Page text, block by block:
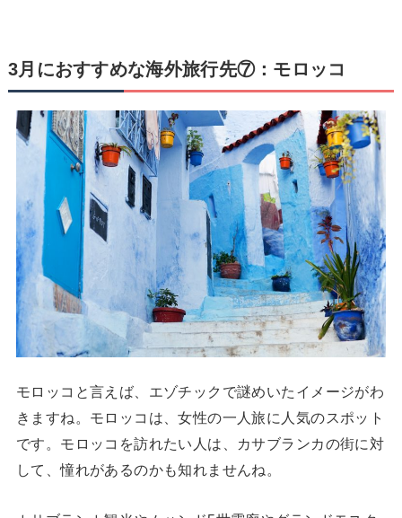
3月におすすめな海外旅行先⑦：モロッコ
モロッコと言えば、エゾチックで謎めいたイメージがわ
きますね。モロッコは、女性の一人旅に人気のスポット
です。モロッコを訪れたい人は、カサブランカの街に対
して、憧れがあるのかも知れませんね。